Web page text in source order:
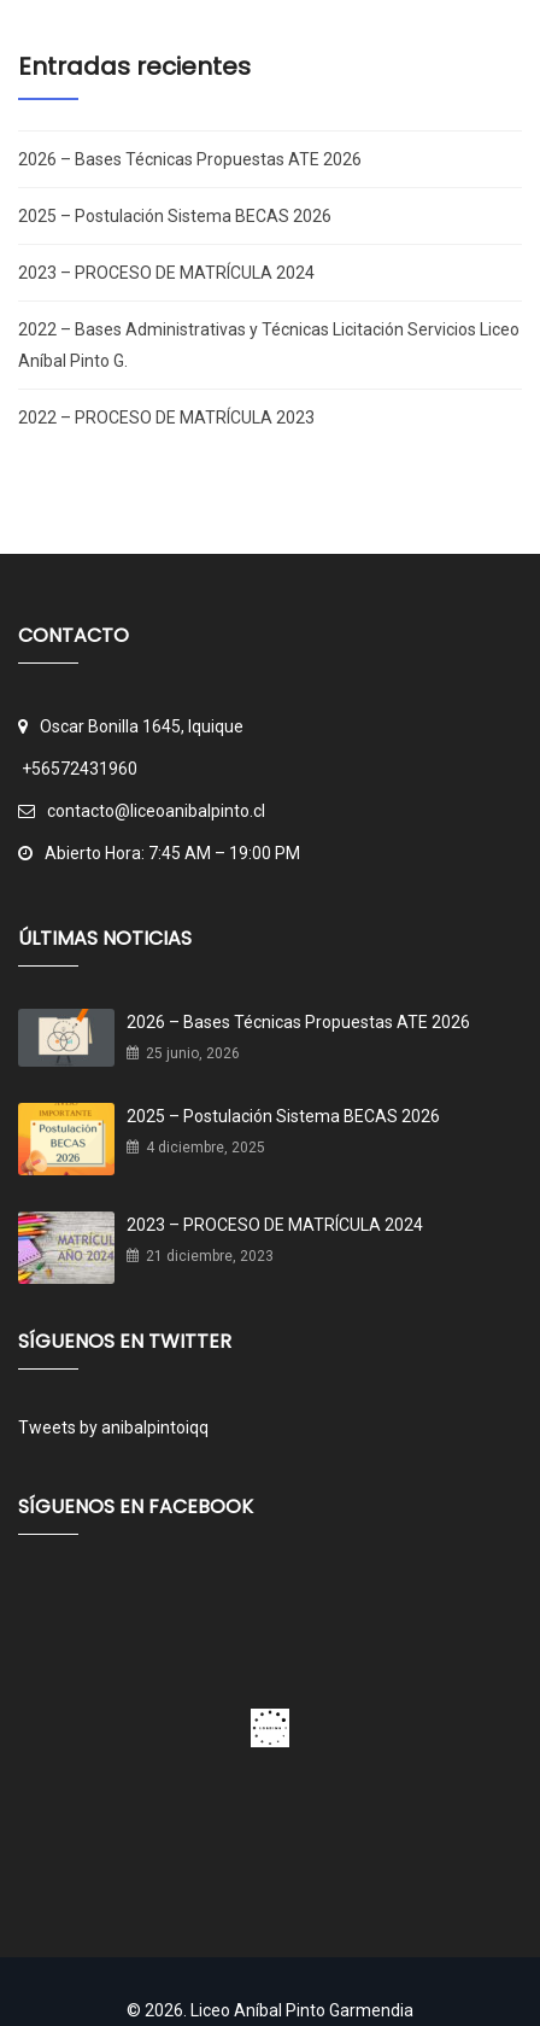
Entradas recientes
2026 – Bases Técnicas Propuestas ATE 2026
2025 – Postulación Sistema BECAS 2026
2023 – PROCESO DE MATRÍCULA 2024
2022 – Bases Administrativas y Técnicas Licitación Servicios Liceo
Aníbal Pinto G.
2022 – PROCESO DE MATRÍCULA 2023
CONTACTO
Oscar Bonilla 1645, Iquique
+56572431960
contacto@liceoanibalpinto.cl
Abierto Hora: 7:45 AM – 19:00 PM
ÚLTIMAS NOTICIAS
2026 – Bases Técnicas Propuestas ATE 2026
25 junio, 2026
2025 – Postulación Sistema BECAS 2026
4 diciembre, 2025
2023 – PROCESO DE MATRÍCULA 2024
21 diciembre, 2023
SÍGUENOS EN TWITTER
Tweets by anibalpintoiqq
SÍGUENOS EN FACEBOOK
© 2026. Liceo Aníbal Pinto Garmendia